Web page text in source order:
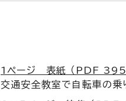
1ページ 表紙 （PDF
交通安全教室で自転車の乗